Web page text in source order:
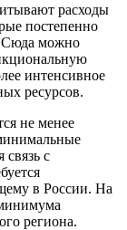
расходы
постепенно
Сюда можно
интенсивное
ресурсов.
не менее
связь с
в России. На
региона.